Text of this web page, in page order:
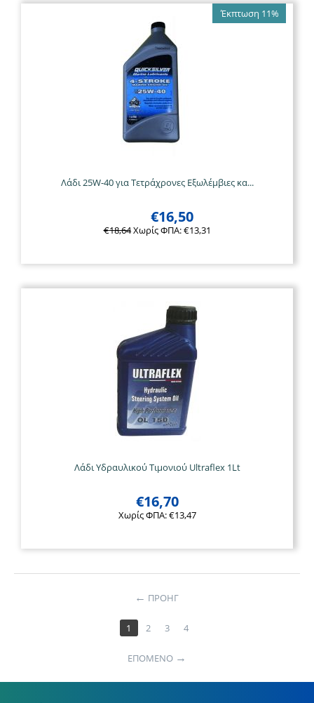
Έκπτωση 11%
Λάδι 25W-40 για Τετράχρονες Εξωλέμβιες κα...
€18,64
€16,50
Χωρίς ΦΠΑ:€13,31
Λάδι Υδραυλικού Τιμονιού Ultraflex 1Lt
€16,70
Χωρίς ΦΠΑ:€13,47
ΠΡΟΗΓ
1 2 3 4
ΕΠΟΜΕΝΟ